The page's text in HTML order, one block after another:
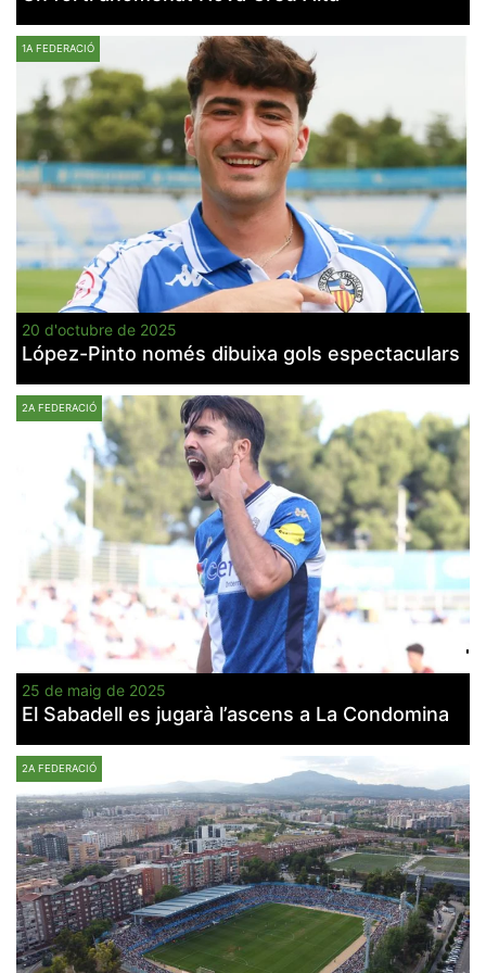
1A FEDERACIÓ
20 d'octubre de 2025
López-Pinto només dibuixa gols espectaculars
2A FEDERACIÓ
25 de maig de 2025
El Sabadell es jugarà l’ascens a La Condomina
2A FEDERACIÓ